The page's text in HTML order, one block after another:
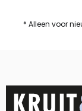
* Alleen voor